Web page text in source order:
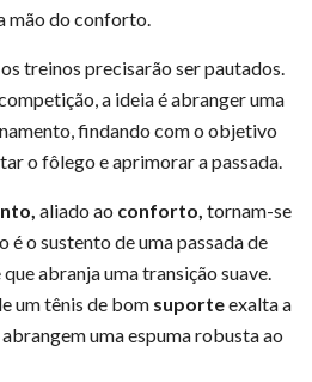
mão do conforto.
treinos precisarão ser pautados.
a ideia é abranger uma
findando com o objetivo
o fôlego e aprimorar a passada.
aliado ao conforto, tornam-se
é o sustento de uma passada de
abranja uma transição suave.
um tênis de bom suporteexalta a
uma espuma robusta ao